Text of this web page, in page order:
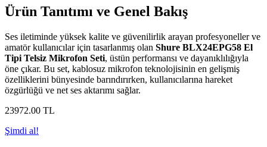
Ürün Tanıtımı ve Genel Bakış
Ses iletiminde yüksek kalite ve güvenilirlik arayan profesyoneller ve
amatör kullanıcılar için tasarlanmış olan Shure BLX24EPG58 El
Tipi Telsiz Mikrofon Seti, üstün performansı ve dayanıklılığıyla
öne çıkar. Bu set, kablosuz mikrofon teknolojisinin en gelişmiş
özelliklerini bünyesinde barındırırken, kullanıcılarına hareket
özgürlüğü ve net ses aktarımı sağlar.
23972.00 TL
Şimdi al!